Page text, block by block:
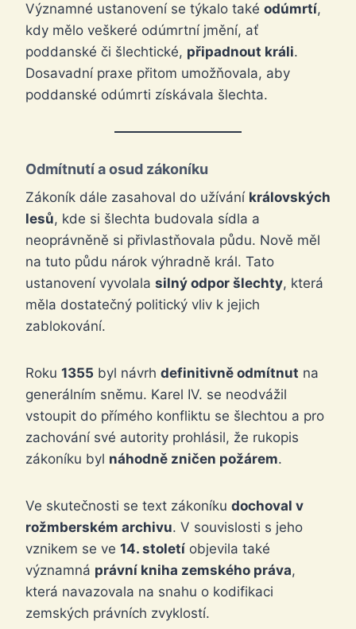
Významné ustanovení se týkalo také odúmrtí,
kdy mělo veškeré odúmrtní jmění, ať
poddanské či šlechtické, připadnout králi.
Dosavadní praxe přitom umožňovala, aby
poddanské odúmrti získávala šlechta.
Odmítnutí a osud zákoníku
Zákoník dále zasahoval do užívání královských
lesů, kde si šlechta budovala sídla a
neoprávněně si přivlastňovala půdu. Nově měl
na tuto půdu nárok výhradně král. Tato
ustanovení vyvolala silný odpor šlechty, která
měla dostatečný politický vliv k jejich
zablokování.
Roku 1355 byl návrh definitivně odmítnut na
generálním sněmu. Karel IV. se neodvážil
vstoupit do přímého konfliktu se šlechtou a pro
zachování své autority prohlásil, že rukopis
zákoníku byl náhodně zničen požárem.
Ve skutečnosti se text zákoníku dochoval v
rožmberském archivu. V souvislosti s jeho
vznikem se ve 14. století objevila také
významná právní kniha zemského práva,
která navazovala na snahu o kodifikaci
zemských právních zvyklostí.